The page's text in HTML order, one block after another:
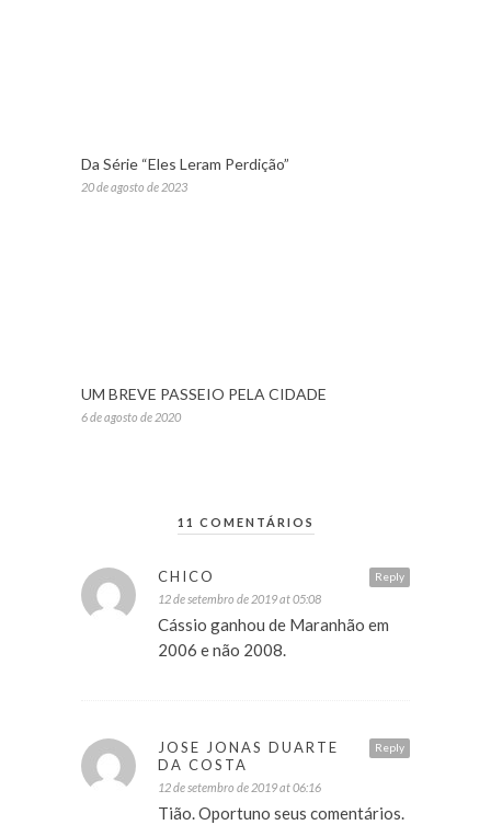
Da Série “Eles Leram Perdição”
20 de agosto de 2023
UM BREVE PASSEIO PELA CIDADE
6 de agosto de 2020
11 COMENTÁRIOS
Reply
CHICO
12 de setembro de 2019 at 05:08
Cássio ganhou de Maranhão em
2006 e não 2008.
Reply
JOSE JONAS DUARTE
DA COSTA
12 de setembro de 2019 at 06:16
Tião. Oportuno seus comentários.